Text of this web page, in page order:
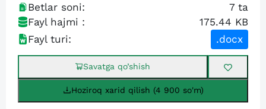
Betlar soni: 7 ta
Fayl hajmi :
175.44 KB
Fayl turi:
.docx
Savatga qo’shish
Hoziroq xarid qilish (4 900 so'm)